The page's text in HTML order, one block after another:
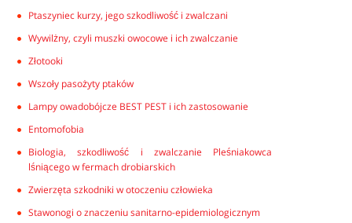
Ptaszyniec kurzy, jego szkodliwość i zwalczani
Wywilżny, czyli muszki owocowe i ich zwalczanie
Złotooki
Wszoły pasożyty ptaków
Lampy owadobójcze BEST PEST i ich zastosowanie
Entomofobia
Biologia, szkodliwość i zwalczanie Pleśniakowca
lśniącego w fermach drobiarskich
Zwierzęta szkodniki w otoczeniu człowieka
Stawonogi o znaczeniu sanitarno-epidemiologicznym